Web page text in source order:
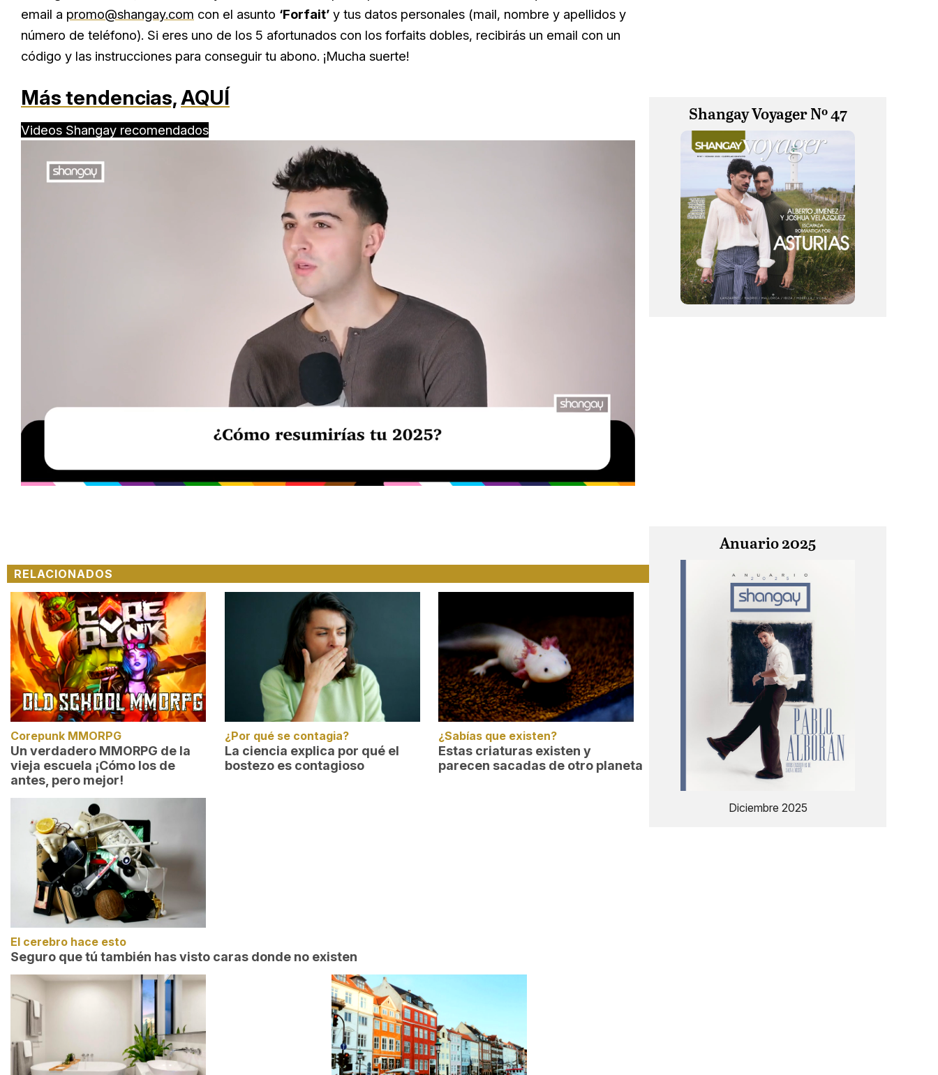
email a promo@shangay.com con el asunto ‘Forfait’ y tus datos personales (mail, nombre y apellidos y
número de teléfono). Si eres uno de los 5 afortunados con los forfaits dobles, recibirás un email con un
código y las instrucciones para conseguir tu abono. ¡Mucha suerte!
Más tendencias,AQUÍ
Videos Shangay recomendados
29.95%
RELACIONADOS
Corepunk MMORPG
Un verdadero MMORPG de la
vieja escuela ¡Cómo los de
antes, pero mejor!
¿Por qué se contagia?
La ciencia explica por qué el
bostezo es contagioso
¿Sabías que existen?
Estas criaturas existen y
parecen sacadas de otro planeta
El cerebro hace esto
Seguro que tú también has visto caras donde no existen
Shangay Voyager Nº 47
Anuario 2025
Diciembre 2025